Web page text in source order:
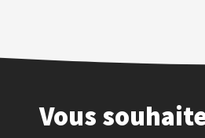
Vous